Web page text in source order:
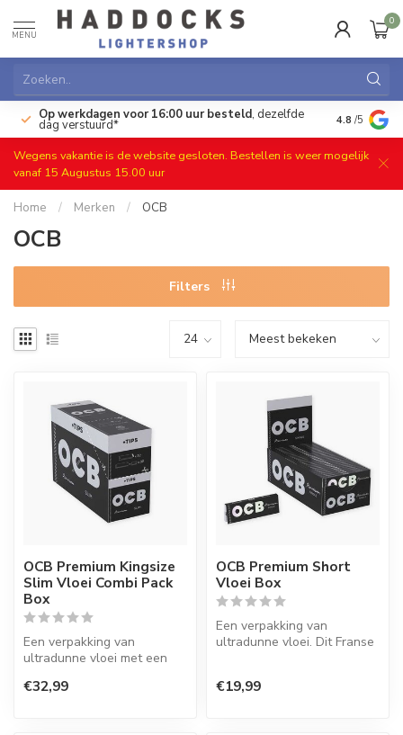
MENU
0
Op werkdagen voor 16:00 uur besteld, dezelfde
dag verstuurd* Gratis
4.8 /5
Wegens vakantie is de website gesloten. Bestellen is weer mogelijk
vanaf 15 Augustus 15.00 uur
Home / Merken / OCB
OCB
Filters
OCB Premium Kingsize
Slim Vloei Combi Pack
Box
Een verpakking van
ultradunne vloei met een
staat be...
€32,99
OCB Premium Short
Vloei Box
Een verpakking van
ultradunne vloei. Dit Franse
€19,99